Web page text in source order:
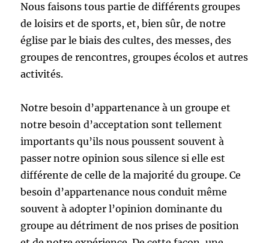
Nous faisons tous partie de différents groupes
de loisirs et de sports, et, bien sûr, de notre
église par le biais des cultes, des messes, des
groupes de rencontres, groupes écolos et autres
activités.
Notre besoin d’appartenance à un groupe et
notre besoin d’acceptation sont tellement
importants qu’ils nous poussent souvent à
passer notre opinion sous silence si elle est
différente de celle de la majorité du groupe. Ce
besoin d’appartenance nous conduit même
souvent à adopter l’opinion dominante du
groupe au détriment de nos prises de position